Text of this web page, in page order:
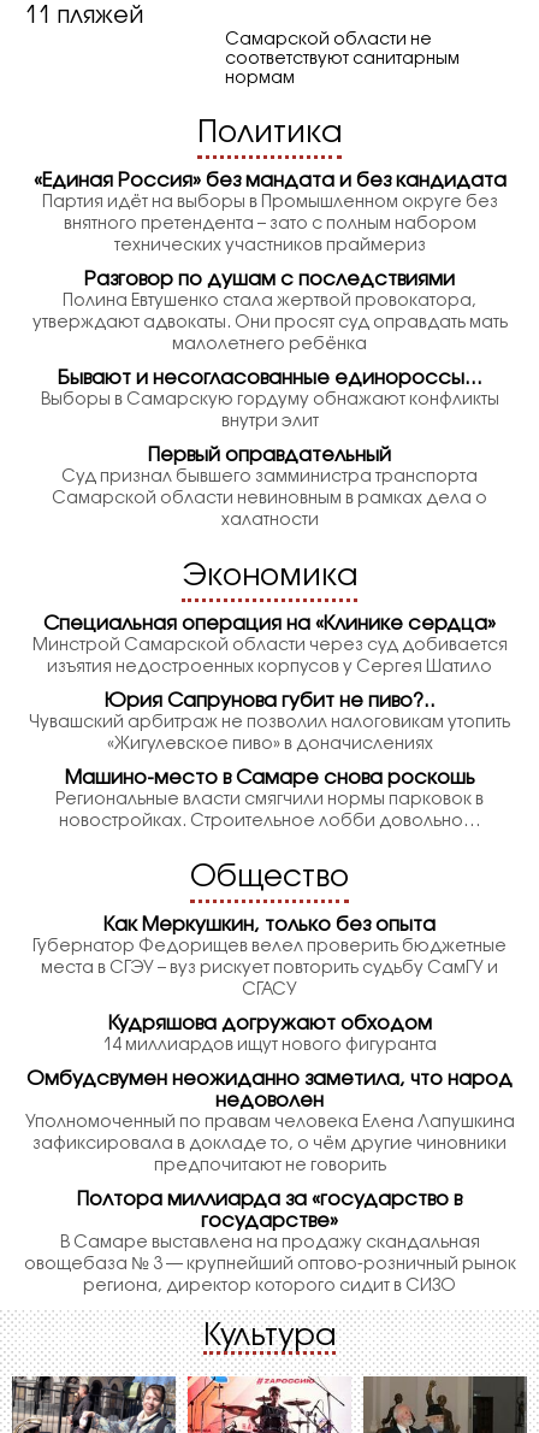
11 пляжей
Самарской области не
соответствуют санитарным
нормам
Политика
«Единая Россия» без мандата и без кандидата
Партия идёт на выборы в Промышленном округе без
внятного претендента – зато с полным набором
технических участников праймериз
Разговор по душам с последствиями
Полина Евтушенко стала жертвой провокатора,
утверждают адвокаты. Они просят суд оправдать мать
малолетнего ребёнка
Бывают и несогласованные единороссы…
Выборы в Самарскую гордуму обнажают конфликты
внутри элит
Первый оправдательный
Суд признал бывшего замминистра транспорта
Самарской области невиновным в рамках дела о
халатности
Экономика
Специальная операция на «Клинике сердца»
Минстрой Самарской области через суд добивается
изъятия недостроенных корпусов у Сергея Шатило
Юрия Сапрунова губит не пиво?..
Чувашский арбитраж не позволил налоговикам утопить
«Жигулевское пиво» в доначислениях
Машино-место в Самаре снова роскошь
Региональные власти смягчили нормы парковок в
новостройках. Строительное лобби довольно…
Общество
Как Меркушкин, только без опыта
Губернатор Федорищев велел проверить бюджетные
места в СГЭУ – вуз рискует повторить судьбу СамГУ и
СГАСУ
Кудряшова догружают обходом
14 миллиардов ищут нового фигуранта
Омбудсвумен неожиданно заметила, что народ
недоволен
Уполномоченный по правам человека Елена Лапушкина
зафиксировала в докладе то, о чём другие чиновники
предпочитают не говорить
Полтора миллиарда за «государство в
государстве»
В Самаре выставлена на продажу скандальная
овощебаза № 3 — крупнейший оптово-розничный рынок
региона, директор которого сидит в СИЗО
Культура